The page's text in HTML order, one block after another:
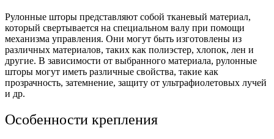
Рулонные шторы представляют собой тканевый материал,
который свертывается на специальном валу при помощи
механизма управления. Они могут быть изготовлены из
различных материалов, таких как полиэстер, хлопок, лен и
другие. В зависимости от выбранного материала, рулонные
шторы могут иметь различные свойства, такие как
прозрачность, затемнение, защиту от ультрафиолетовых лучей
и др.
Особенности крепления